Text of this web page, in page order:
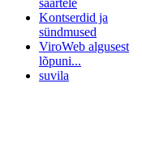
saartele
Kontserdid ja
sündmused
ViroWeb algusest
lõpuni...
suvila